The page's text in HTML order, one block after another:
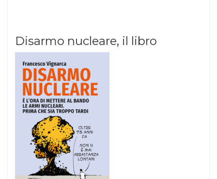
Disarmo nucleare, il libro